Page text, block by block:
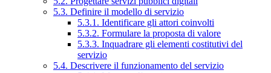
5.3. Definire il modello di servizio
5.3.1. Identificare gli attori coinvolti
5.3.2. Formulare la proposta di valore
5.3.3. Inquadrare gli elementi costitutivi del
servizio
5.4. Descrivere il funzionamento del servizio